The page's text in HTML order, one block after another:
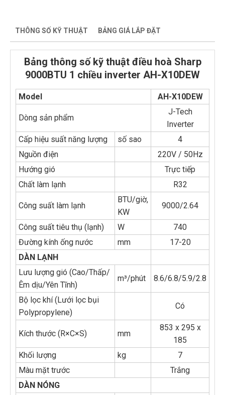
THÔNG SỐ KỸ THUẬT BẢNG GIÁ LẮP ĐẶT
Bảng thông số kỹ thuật điều hoà Sharp
9000BTU 1 chiều inverter AH-X10DEW
Model AH-X10DEW
Dòng sản phẩm
J-Tech
Inverter
Cấp hiệu suất năng lượng
số sao
4
Nguồn điện
220V / 50Hz
Hướng gió
Trực tiếp
Chất làm lạnh
R32
Công suất làm lạnh
BTU/giờ,
KW
9000/2.64
Công suất tiêu thụ (lạnh) W
740
Đường kính ống nước
mm
17-20
DÀN LẠNH
Lưu lượng gió (Cao/Thấp/
Êm dịu/Yên Tĩnh)
m³/phút 8.6/6.8/5.9/2.8
Bộ lọc khí (Lưới lọc bụi
Polypropylene)
Có
Kích thước (R×C×S) mm
853 x 295 x
185
Khối lượng
kg
7
Màu mặt trước
Trắng
DÀN NÓNG